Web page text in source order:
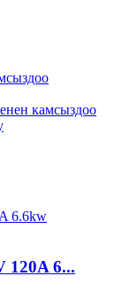
камсыздоо
120A 6...